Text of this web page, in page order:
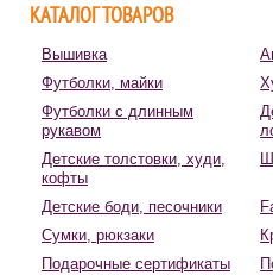
КАТАЛОГ ТОВАРОВ
Вышивка
Футболки, майки
Футболки с длинным
рукавом
Детские толстовки, худи,
кофты
Детские боди, песочники
Сумки, рюкзаки
Подарочные сертификаты